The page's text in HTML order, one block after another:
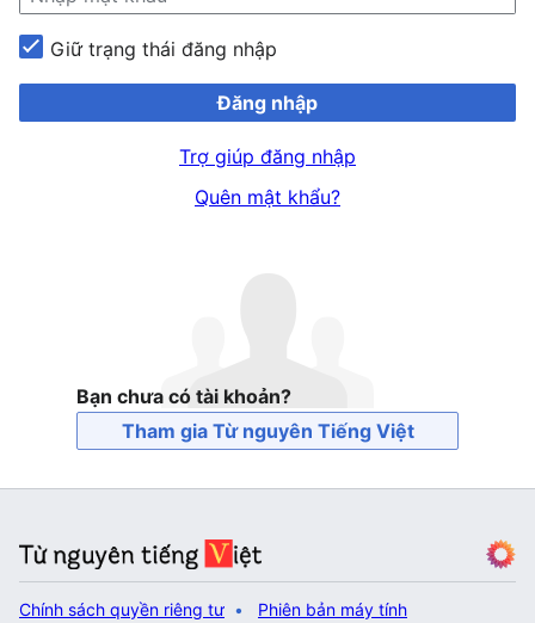
Giữ trạng thái đăng nhập
Đăng nhập
Trợ giúp đăng nhập
Quên mật khẩu?
Bạn chưa có tài khoản?
Tham gia Từ nguyên Tiếng Việt
Chính sách quyền riêng tư Phiên bản máy tính